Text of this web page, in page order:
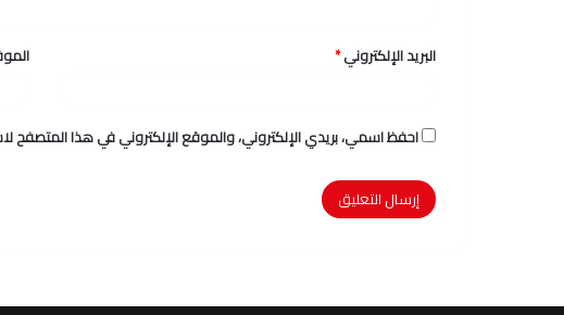
البريد الإلكتروني*
احفظ اسمي، بريدي الإلكتروني، والموقع الإلكتروني في هذا المتصفح